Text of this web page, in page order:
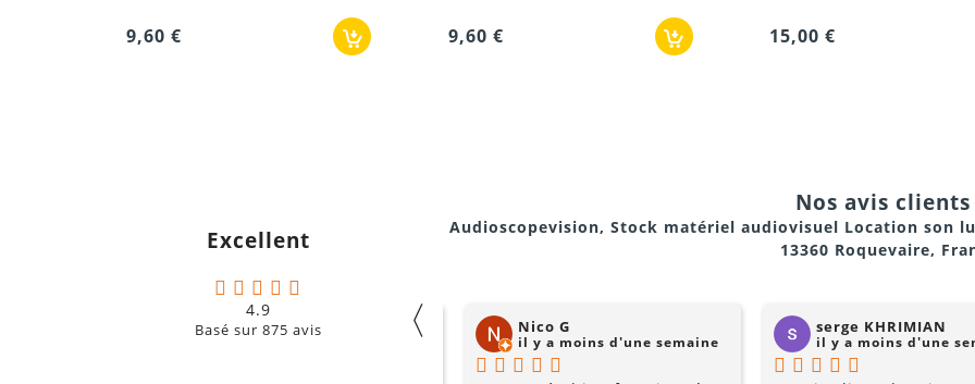
9,60 € 15,00 €
Excellent
4.9
Basé sur 875 avis
Nos avis clients
Audioscopevision, Stock matériel audiovisuel Location son
13360 Roquevaire,
〈
Liam
il y a moins d'une semaine
Nico G
il y a moins d'une semaine
serge KHRIMIAN
il y a moins d'une